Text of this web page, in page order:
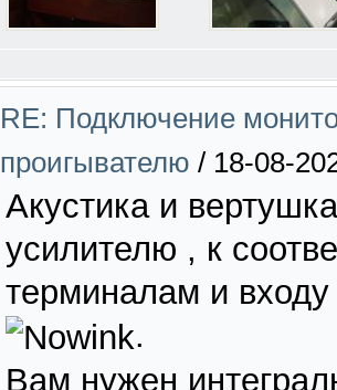
RE: Подключение
проигывателю / 18-08-
Акустика и
усилителю , к
терминалам и
.
Вам нужен